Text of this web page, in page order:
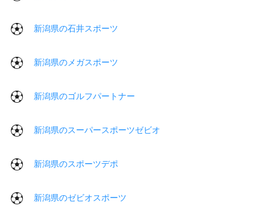
新潟県の石井スポーツ
新潟県のメガスポーツ
新潟県のゴルフパートナー
新潟県のスーパースポーツゼビオ
新潟県のスポーツデポ
新潟県のゼビオスポーツ